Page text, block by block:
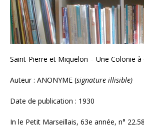
Saint-Pierre et Miquelon – Une Colonie à
Auteur : ANONYME (signature illisible)
Date de publication : 1930
In le Petit Marseillais, 63e année, n°